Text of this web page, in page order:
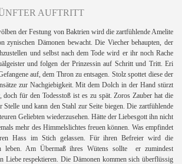
AUFTRITT
der Festung von Baktrien wird die zartfühlende Amelite
zynischen Dämonen bewacht. Die Viecher behaupten, der
und selbst nach dem Tode wird er ihr noch Rache
und folgen der Prinzessin auf Schritt und Tritt. Eri
auf, dem Thron zu entsagen. Stolz spottet diese der
zur Nachgiebigkeit. Mit dem Dolch in der Hand stürzt
für den Todesstoß ist es zu spät. Zoros Zauber hat die
Stelle und kann den Stahl zur Seite biegen. Die zartfühlende
Geliebten wiederzusehen. Hätte der Liebesgott ihn nicht
mehr des Himmelslichtes freuen können. Was empfindet
Hass im Stich gelassen. Für ihren Befreier wird die
leben. Am Übermaß ihres Wütens sollte
er zumindest
Liebe respektieren. Die Dämonen kommen sich überflüssig